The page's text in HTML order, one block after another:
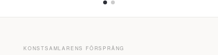
KONSTSAMLARENS FÖRSPRÅNG